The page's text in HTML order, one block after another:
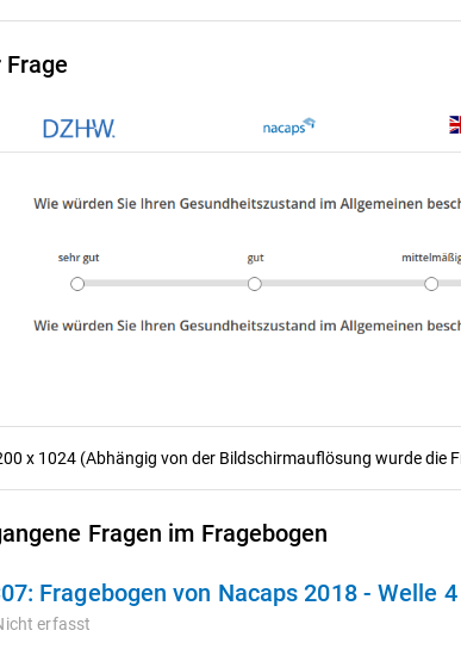
x 1024 (Abhängig von der Bildschirmauflösung wurde die
Fragen im Fragebogen
Fragebogen von Nacaps 2018 - Welle 4
erfasst